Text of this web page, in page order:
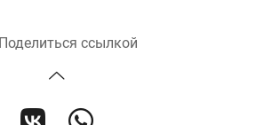
Поделиться ссылкой